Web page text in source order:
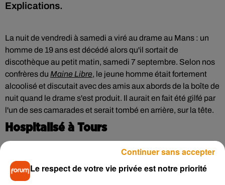
Explications.
La nuit de vendredi à samedi a viré au drame au Mans : un
homme de 19 ans est décédé alors qu'il sortait de
discothèque au petit matin, samedi 7 septembre. Selon nos
confrères du Maine Libre, le jeune homme était fortement
alcoolisé et discutait avec des amis aux abords de la boîte de
nuit quand le drame s'est produit. Il aurait en fait été gilfé par
l'un de ses camarades et serait tombé en arrière, sur la tête.
Hospitalisé à Tours
Lorsque les pompiers sont intervenus sur place, la victime
gisait au sol avec une plaie importante à la tête. Le jeune
homme a été transporté jusqu'à l'hôpital de Tours, dans un
Le respect de votre vie privée est notre priorité
Continuer sans accepter